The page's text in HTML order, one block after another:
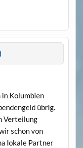
Kolumbien
übrig.
Verteilung
schon von
lokale Partner